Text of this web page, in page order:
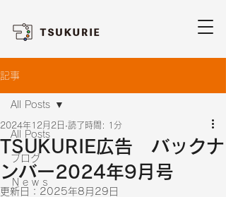
記事
All Posts
ブログ
Ｎｅｗｓ
All Posts
TSUKURIE広告 バックナ
ンバー2024年9月号
2024年12月2日 読了時間: 1分
更新日： 2025年8月29日